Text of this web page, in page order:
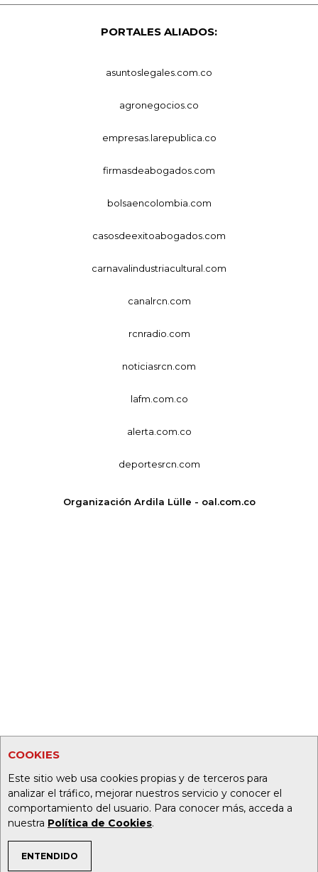
COOKIES
Este sitio web usa cookies propias y de terceros para
analizar el tráfico, mejorar nuestros servicio y conocer el
comportamiento del usuario. Para conocer más, acceda a
nuestra Política de Cookies.
ENTENDIDO
TEMAS DE INTERÉS
PORTALES ALIADOS:
asuntoslegales.com.co
agronegocios.co
empresas.larepublica.co
firmasdeabogados.com
bolsaencolombia.com
casosdeexitoabogados.com
carnavalindustriacultural.com
canalrcn.com
rcnradio.com
noticiasrcn.com
lafm.com.co
alerta.com.co
deportesrcn.com
Organización Ardila Lülle - oal.com.co